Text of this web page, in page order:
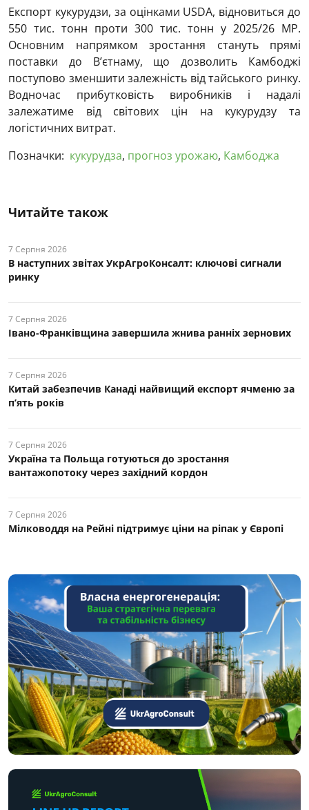
Експорт кукурудзи, за оцінками USDA, відновиться до
550 тис. тонн проти 300 тис. тонн у 2025/26 МР.
Основним напрямком зростання стануть прямі
поставки до В’єтнаму, що дозволить Камбоджі
поступово зменшити залежність від тайського ринку.
Водночас прибутковість виробників і надалі
залежатиме від світових цін на кукурудзу та
логістичних витрат.
Позначки: кукурудза, прогноз урожаю, Камбоджа
Читайте також
7 Серпня 2026
В наступних звітах УкрАгроКонсалт: ключові cигнали
ринку
7 Серпня 2026
Івано-Франківщина завершила жнива ранніх зернових
7 Серпня 2026
Китай забезпечив Канаді найвищий експорт ячменю за
п’ять років
7 Серпня 2026
Україна та Польща готуються до зростання
вантажопотоку через західний кордон
7 Серпня 2026
Мілководдя на Рейні підтримує ціни на ріпак у Європі